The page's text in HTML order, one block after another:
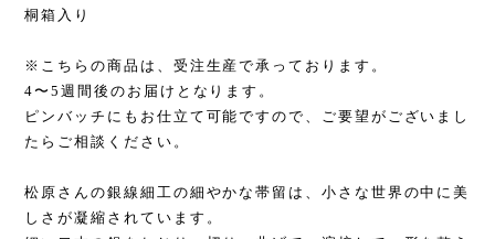
桐箱入り
※こちらの商品は、受注生産で承っております。
4〜5週間後のお届けとなります。
ピンバッチにもお仕立て可能ですので、ご要望がございまし
たらご相談ください。
松原さんの銀線細工の細やかな帯留は、小さな世界の中に美
しさが凝縮されています。